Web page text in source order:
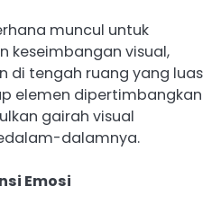
muncul untuk
keseimbangan visual,
di tengah ruang yang luas
elemen dipertimbangkan
gairah visual
dalamnya.
Emosi